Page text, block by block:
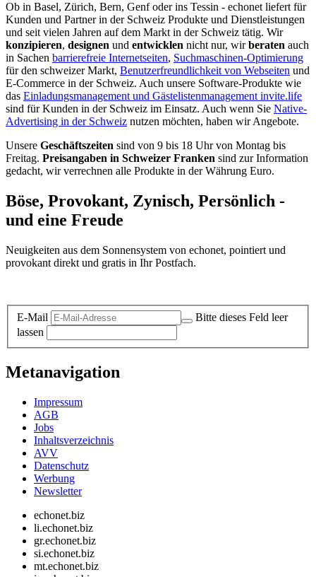
Ob in Basel, Zürich, Bern, Genf oder ins Tessin - echonet liefert für
Kunden und Partner in der Schweiz Produkte und Dienstleistungen
und seit vielen Jahren auf dem Markt in der Schweiz tätig. Wir
konzipieren, designen und entwicklen nicht nur, wirberaten auch
in Sachen barrierefreie Internetseiten, Suchmaschinen-Optimierung
für den schweizer Markt, Benutzerfreundlichkeit von Webseiten und
E-Commerce in der Schweiz. Auch unsere Software-Produkte wie
das Einladungsmanagement und Gästelistenmanagement invite.life
sind für Kunden in der Schweiz im Einsatz. Auch wenn Sie Native-
Advertising in der Schweiz nutzen möchten, haben wir Angebote.
Unsere Geschäftszeiten sind von 9 bis 18 Uhr von Montag bis
Freitag. Preisangaben in Schweizer Franken sind zur Information
gedacht, wir verrechnen alle Produkte in der Währung Euro.
Böse, Provokant, Zynisch, Persönlich -
und eine Freude
Neuigkeiten aus dem Sonnensystem von echonet, pointiert und
provokant direkt und gratis in Ihr Postfach.
E-Mail
Bitte dieses Feld leer
lassen
Metanavigation
Impressum
AGB
Jobs
Inhaltsverzeichnis
AVV
Datenschutz
Werbung
Newsletter
echonet.biz
li.echonet.biz
gr.echonet.biz
si.echonet.biz
mt.echonet.biz